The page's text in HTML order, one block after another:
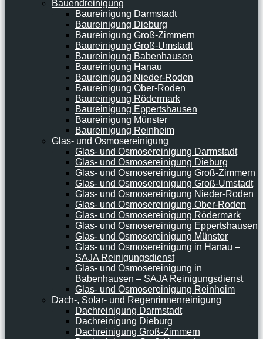
Bauendreinigung
Baureinigung Darmstadt
Baureinigung Dieburg
Baureinigung Groß-Zimmern
Baureinigung Groß-Umstadt
Baureinigung Babenhausen
Baureinigung Hanau
Baureinigung Nieder-Roden
Baureinigung Ober-Roden
Baureinigung Rödermark
Baureinigung Eppertshausen
Baureinigung Münster
Baureinigung Reinheim
Glas- und Osmosereinigung
Glas- und Osmosereinigung Darmstadt
Glas- und Osmosereinigung Dieburg
Glas- und Osmosereinigung Groß-Zimmern
Glas- und Osmosereinigung Groß-Umstadt
Glas- und Osmosereinigung Nieder-Roden
Glas- und Osmosereinigung Ober-Roden
Glas- und Osmosereinigung Rödermark
Glas- und Osmosereinigung Eppertshausen
Glas- und Osmosereinigung Münster
Glas- und Osmosereinigung in Hanau –
SAJA Reinigungsdienst
Glas- und Osmosereinigung in
Babenhausen – SAJA Reinigungsdienst
Glas- und Osmosereinigung Reinheim
Dach-, Solar- und Regenrinnenreinigung
Dachreinigung Darmstadt
Dachreinigung Dieburg
Dachreinigung Groß-Zimmern